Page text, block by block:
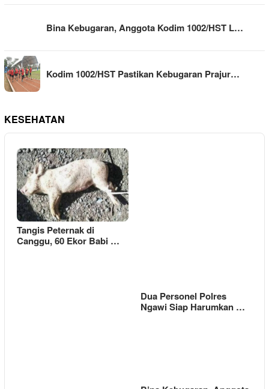
Bina Kebugaran, Anggota Kodim 1002/HST L…
Kodim 1002/HST Pastikan Kebugaran Prajur…
KESEHATAN
Tangis Peternak di
Canggu, 60 Ekor Babi …
Dua Personel Polres
Ngawi Siap Harumkan …